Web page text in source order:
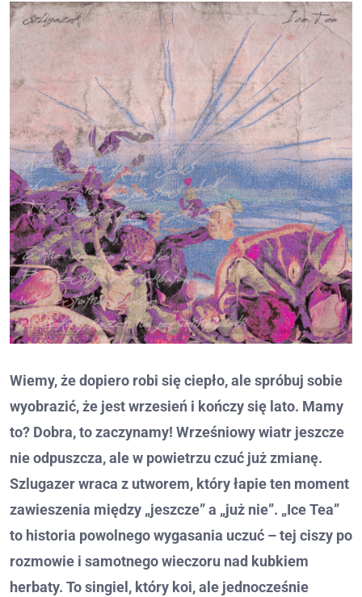
Wiemy, że dopiero robi się ciepło, ale spróbuj sobie
wyobrazić, że jest wrzesień i kończy się lato. Mamy
to? Dobra, to zaczynamy! Wrześniowy wiatr jeszcze
nie odpuszcza, ale w powietrzu czuć już zmianę.
Szlugazer wraca z utworem, który łapie ten moment
zawieszenia między „jeszcze” a „już nie”. „Ice Tea”
to historia powolnego wygasania uczuć – tej ciszy po
rozmowie i samotnego wieczoru nad kubkiem
herbaty. To singiel, który koi, ale jednocześnie